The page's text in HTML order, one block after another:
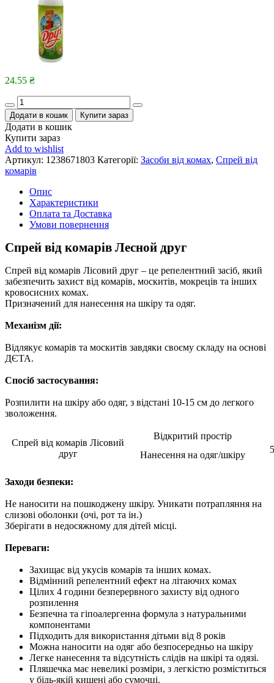
24.55 ₴
Quantity
Додати в кошик Купити зараз
Додати в кошик
Купити зараз
Add to wishlist
Артикул: 1238671803 Категорії: Засоби від комах, Спрей від
комарів
Опис
Характеристики
Оплата та Доставка
Умови повернення
Спрей від комарів Лесной друг
Спрей від комарів Лісовий друг – це репелентний засіб, який
забезпечить захист від комарів, москитів, мокреців та інших
кровосисних комах.
Призначений для нанесення на шкіру та одяг.
Механізм дії:
Відлякує комарів та москитів завдяки своєму складу на основі
ДЄТА.
Спосіб застосування:
Розпилити на шкіру або одяг, з відстані 10-15 см до легкого
зволоження.
Спрей від комарів Лісовий
друг
Відкритий простір
Нанесення на одяг/шкіру
Заходи безпеки:
Не наносити на пошкоджену шкіру. Уникати потрапляння на
слизові оболонки (очі, рот та ін.)
Зберігати в недосяжному для дітей місці.
Переваги:
Захищає від укусів комарів та інших комах.
Відмінний репелентний ефект на літаючих комах
Цілих 4 години безперервного захисту від одного
розпилення
Безпечна та гіпоалергенна формула з натуральними
компонентами
Підходить для використання дітьми від 8 років
Можна наносити на одяг або безпосередньо на шкіру
Легке нанесення та відсутність слідів на шкірі та одязі.
Пляшечка має невеликі розміри, з легкістю розміститься
у бідь-якій кишені або сумочці.